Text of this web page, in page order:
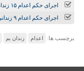
اجرای حکم اعدام ۱۵ زندانی در زندان های مختلف
اجرای حکم اعدام ۹ زندانی در زندان های مختلف
برچسب ها: اعدام زندان بم